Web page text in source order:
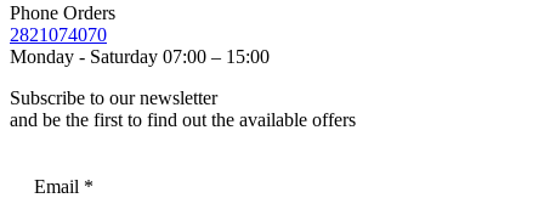
Phone Orders
2821074070
Monday - Saturday 07:00 – 15:00
Subscribe to our newsletter
and be the first to find out the available offers
Email *